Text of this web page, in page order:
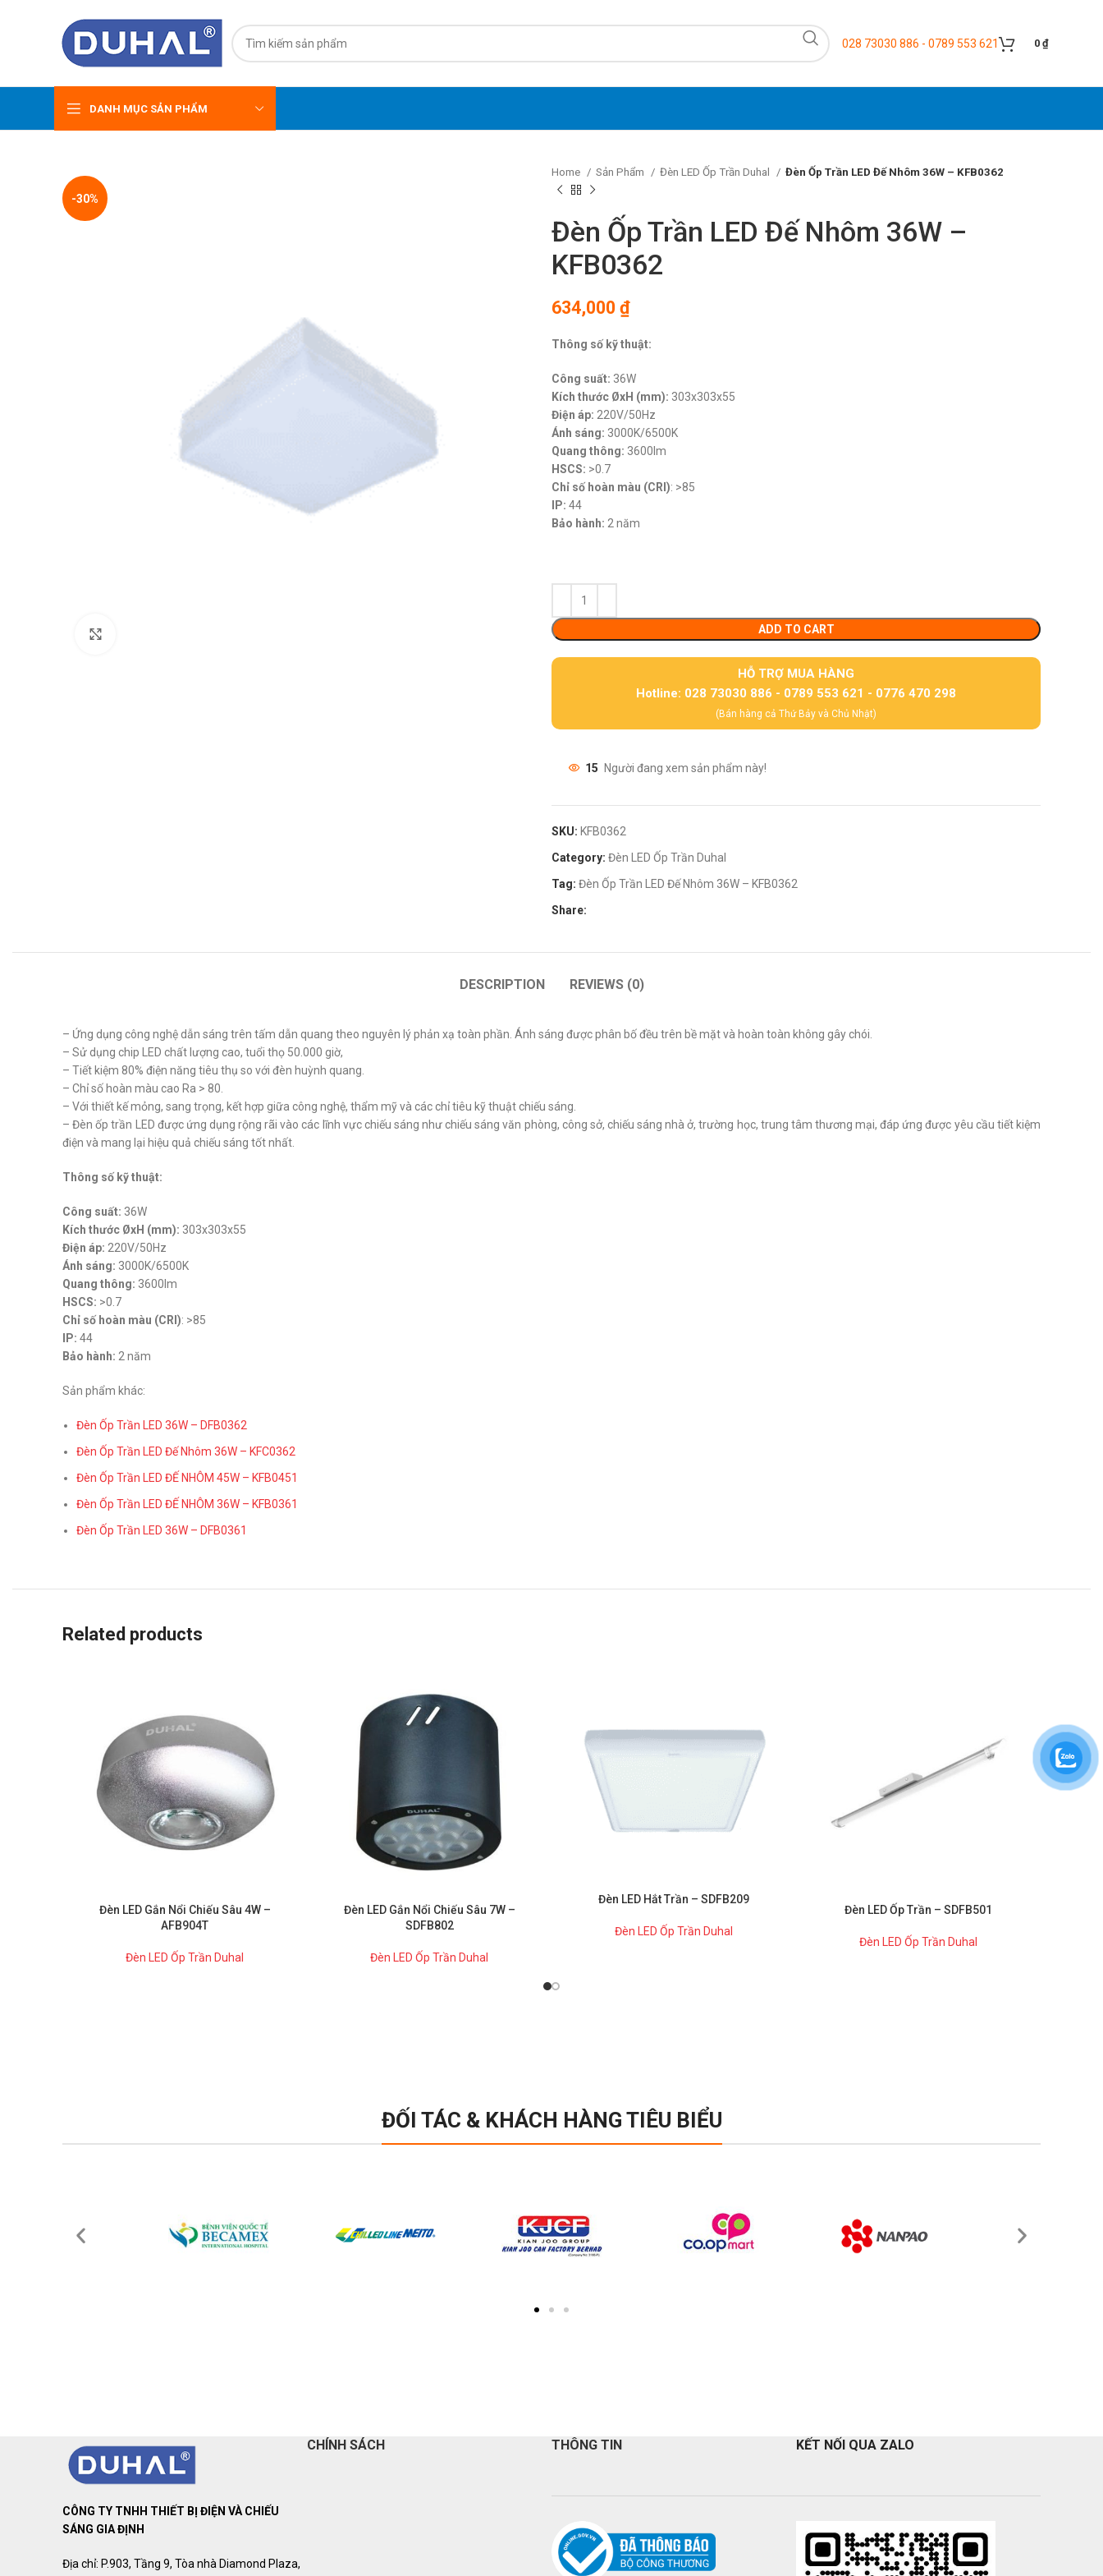
028 73030 886 - 0789 553 621 0 ₫
DANH MỤC SẢN PHẨM
-30%
Home Sản Phẩm Đèn LED Ốp Trần Duhal Đèn Ốp Trần LED Đế Nhôm 36W – KFB0362
Đèn Ốp Trần LED Đế Nhôm 36W –
KFB0362
634,000 ₫
Thông số kỹ thuật:
Công suất: 36W
Kích thước ØxH (mm): 303x303x55
Điện áp: 220V/50Hz
Ánh sáng: 3000K/6500K
Quang thông: 3600lm
HSCS: >0.7
Chỉ số hoàn màu (CRI): >85
IP: 44
Bảo hành: 2 năm
ADD TO CART
HỖ TRỢ MUA HÀNG
Hotline: 028 73030 886 - 0789 553 621 - 0776 470 298
(Bán hàng cả Thứ Bảy và Chủ Nhật)
15 Người đang xem sản phẩm này!
SKU: KFB0362
Category: Đèn LED Ốp Trần Duhal
Tag: Đèn Ốp Trần LED Đế Nhôm 36W – KFB0362
Share:
DESCRIPTION REVIEWS (0)
– Ứng dụng công nghệ dẫn sáng trên tấm dẫn quang theo nguyên lý phản xạ toàn phần. Ánh sáng được phân bố đều trên bề mặt và hoàn toàn không gây chói.
– Sử dụng chip LED chất lượng cao, tuổi thọ 50.000 giờ,
– Tiết kiệm 80% điện năng tiêu thụ so với đèn huỳnh quang.
– Chỉ số hoàn màu cao Ra > 80.
– Với thiết kế mỏng, sang trọng, kết hợp giữa công nghệ, thẩm mỹ và các chỉ tiêu kỹ thuật chiếu sáng.
– Đèn ốp trần LED được ứng dụng rộng rãi vào các lĩnh vực chiếu sáng như chiếu sáng văn phòng, công sở, chiếu sáng nhà ở, trường học, trung tâm thương mại, đáp ứng được yêu cầu tiết kiệm
điện và mang lại hiệu quả chiếu sáng tốt nhất.
Thông số kỹ thuật:
Công suất: 36W
Kích thước ØxH (mm): 303x303x55
Điện áp: 220V/50Hz
Ánh sáng: 3000K/6500K
Quang thông: 3600lm
HSCS: >0.7
Chỉ số hoàn màu (CRI): >85
IP: 44
Bảo hành: 2 năm
Sản phẩm khác:
Đèn Ốp Trần LED 36W – DFB0362
Đèn Ốp Trần LED Đế Nhôm 36W – KFC0362
Đèn Ốp Trần LED ĐẾ NHÔM 45W – KFB0451
Đèn Ốp Trần LED ĐẾ NHÔM 36W – KFB0361
Đèn Ốp Trần LED 36W – DFB0361
Related products
Đèn LED Gắn Nổi Chiếu Sâu 4W –
AFB904T
Đèn LED Ốp Trần Duhal
Đèn LED Gắn Nổi Chiếu Sâu 7W –
SDFB802
Đèn LED Ốp Trần Duhal
Đèn LED Hắt Trần – SDFB209
Đèn LED Ốp Trần Duhal
Đèn LED Ốp Trần – SDFB501
Đèn LED Ốp Trần Duhal
ĐỐI TÁC & KHÁCH HÀNG TIÊU BIỂU
CÔNG TY TNHH THIẾT BỊ ĐIỆN VÀ CHIẾU
SÁNG GIA ĐỊNH
Địa chỉ: P.903, Tầng 9, Tòa nhà Diamond Plaza,
CHÍNH SÁCH THÔNG TIN KẾT NỐI QUA ZALO